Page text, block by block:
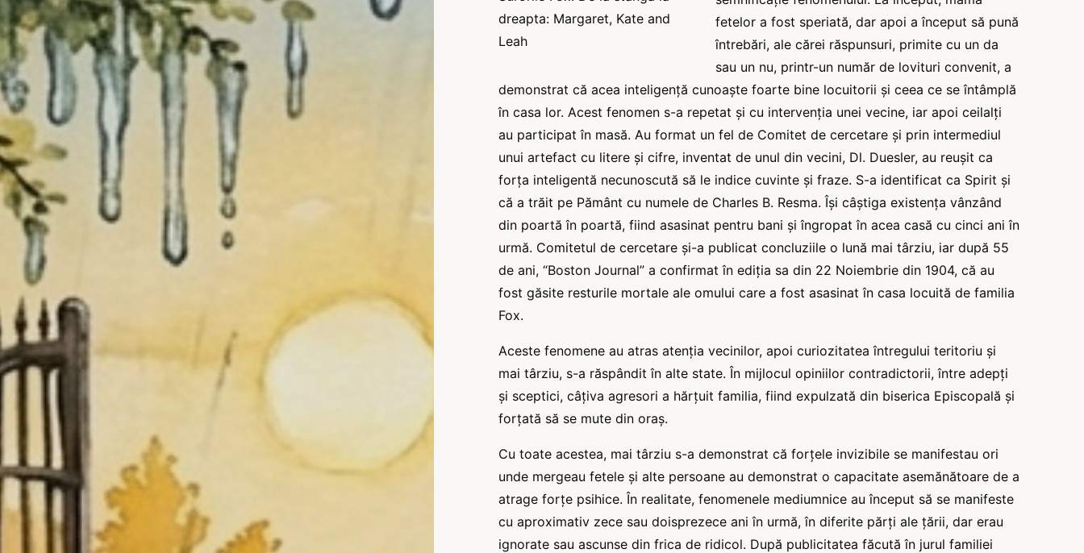
dreapta: Margaret, Kate and
Leah
fetelor a fost speriată, dar apoi a început să pună
întrebări, ale cărei răspunsuri, primite cu un da
sau un nu, printr-un număr de lovituri convenit, a
demonstrat că acea inteligență cunoaște foarte bine locuitorii și ceea ce se întâmplă
în casa lor. Acest fenomen s-a repetat și cu intervenția unei vecine, iar apoi ceilalți
au participat în masă. Au format un fel de Comitet de cercetare și prin intermediul
unui artefact cu litere și cifre, inventat de unul din vecini, Dl. Duesler, au reușit ca
forța inteligentă necunoscută să le indice cuvinte și fraze. S-a identificat ca Spirit și
că a trăit pe Pământ cu numele de Charles B. Resma. Își câștiga existența vânzând
din poartă în poartă, fiind asasinat pentru bani și îngropat în acea casă cu cinci ani în
urmă. Comitetul de cercetare și-a publicat concluziile o lună mai târziu, iar după 55
de ani, “Boston Journal” a confirmat în ediția sa din 22 Noiembrie din 1904, că au
fost găsite resturile mortale ale omului care a fost asasinat în casa locuită de familia
Fox.
Aceste fenomene au atras atenția vecinilor, apoi curiozitatea întregului teritoriu și
mai târziu, s-a răspândit în alte state. În mijlocul opiniilor contradictorii, între adepți
și sceptici, câțiva agresori a hărțuit familia, fiind expulzată din biserica Episcopală și
forțată să se mute din oraș.
Cu toate acestea, mai târziu s-a demonstrat că forțele invizibile se manifestau ori
unde mergeau fetele și alte persoane au demonstrat o capacitate asemănătoare de a
atrage forțe psihice. În realitate, fenomenele mediumnice au început să se manifeste
cu aproximativ zece sau doisprezece ani în urmă, în diferite părți ale țării, dar erau
ignorate sau ascunse din frica de ridicol. După publicitatea făcută în jurul familiei